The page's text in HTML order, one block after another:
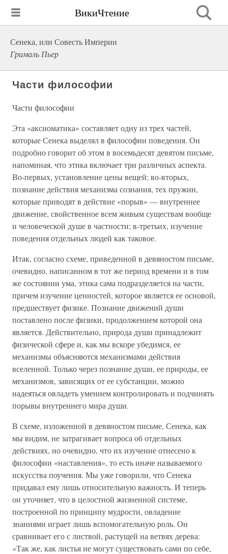
ВикиЧтение
Сенека, или Совесть Империи
Грималь Пьер
Части философии
Части философии
Эта «аксиоматика» составляет одну из трех частей,
которые Сенека выделял в философии поведения. Он
подробно говорит об этом в восемьдесят девятом письме,
напоминая, что этика включает три различных аспекта.
Во-первых, установление цены вещей; во-вторых,
познание действия механизма сознания, тех пружин,
которые приводят в действие «порыв» — внутреннее
движение, свойственное всем живым существам вообще
и человеческой душе в частности; в-третьих, изучение
поведения отдельных людей как таковое.
Итак, согласно схеме, приведенной в девяностом письме,
очевидно, написанном в тот же период времени и в том
же состоянии ума, этика сама подразделяется на части,
причем изучение ценностей, которое является ее основой,
предшествует физике. Познание движений души
поставлено после физики, продолжением которой она
является. Действительно, природа души принадлежит
физической сфере и, как мы вскоре убедимся, ее
механизмы объясняются механизмами действия
вселенной. Только через познание души, ее природы, ее
механизмов, зависящих от ее субстанции, можно
надеяться овладеть умением контролировать и подчинять
порывы внутреннего мира души.
В схеме, изложенной в девяностом письме, Сенека, как
мы видим, не затрагивает вопроса об отдельных
действиях, но очевидно, что их изучение отнесено к
философии «наставления», то есть иначе называемого
искусства поучения. Мы уже говорили, что Сенека
придавал ему лишь относительную важность. И теперь
он уточняет, что в целостной жизненной системе,
построенной по принципу мудрости, овладение
знаниями играет лишь вспомогательную роль. Он
сравнивает его с листвой, растущей на ветвях дерева:
«Так же, как листья не могут существовать сами по себе,